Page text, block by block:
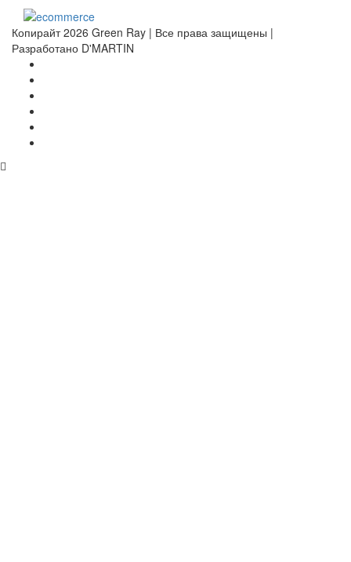
Копирайт 2026 Green Ray | Все права защищены |
Разработано D'MARTIN